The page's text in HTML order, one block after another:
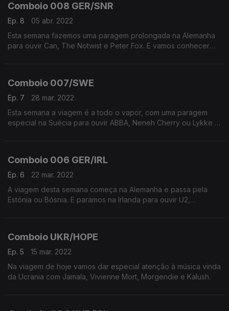
Comboio 008 GER/SNR
Ep. 8
05 abr. 2022
Esta semana fazemos uma paragem prolongada na Alemanha
para ouvir Can, The Notwist e Peter Fox. E vamos conhecer
Comboio 007/SWE
Ep. 7
28 mar. 2022
Esta semana a viagem é a todo o vapor, com uma paragem
especial na Suécia para ouvir ABBA, Neneh Cherry ou Lykke Li.
Comboio 006 GER/IRL
Ep. 6
22 mar. 2022
A viagem desta semana começa na Alemanha e passa pela
Estónia ou Bósnia. E paramos na Irlanda para ouvir U2,
Comboio UKR/HOPE
Ep. 5
15 mar. 2022
Na viagem de hoje vamos dar especial atenção à música vinda
da Ucrania com Jamala, Vivienne Mort, Morgendie e Kalush.